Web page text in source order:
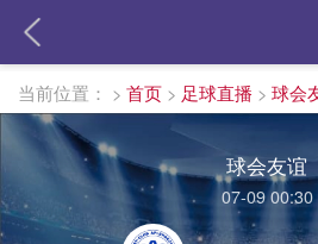
当前位置： > 首页 > 足球直播 >
球会友谊
07-09 00:30